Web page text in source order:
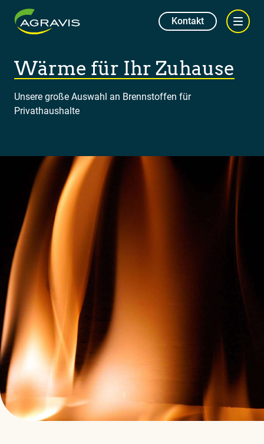
Kontakt
Wärme für Ihr Zuhause
Unsere große Auswahl an Brennstoffen für
Privathaushalte